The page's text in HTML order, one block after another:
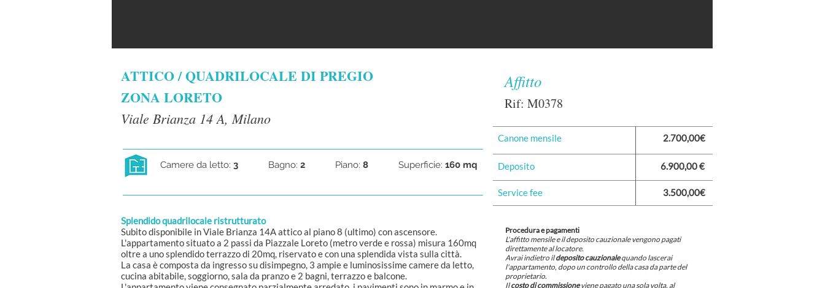
ATTICO / QUADRILOCALE DI PREGIO
ZONA LORETO
Viale Brianza 14 A, Milano
Camere da letto: 3 Bagno: 2 Piano: 8 Superficie: 160 mq
Splendido quadrilocale ristrutturato
Subito disponibile in Viale Brianza 14A attico al piano 8 (ultimo) con ascensore.
L'appartamento situato a 2 passi da Piazzale Loreto (metro verde e rossa) misura 160mq
oltre a uno splendido terrazzo di 20mq, riservato e con una splendida vista sulla città.
La casa è composta da ingresso su disimpegno, 3 ampie e luminosissime camere da letto,
cucina abitabile, soggiorno, sala da pranzo e 2 bagni, terrazzo e balcone.
Affitto
Rif: M0378
Canone mensile 2.700,00€
Deposito 6.900,00 €
3.500,00€
Service fee
Procedura e pagamenti
L'affitto mensile e il deposito cauzionale vengono pagati
direttamente al locatore.
Avrai indietro ildeposito cauzionalequando lascerai
l'appartamento, dopo un controllo della casa da parte del
proprietario.
Ilcosto di commissioneviene pagato una sola volta, al